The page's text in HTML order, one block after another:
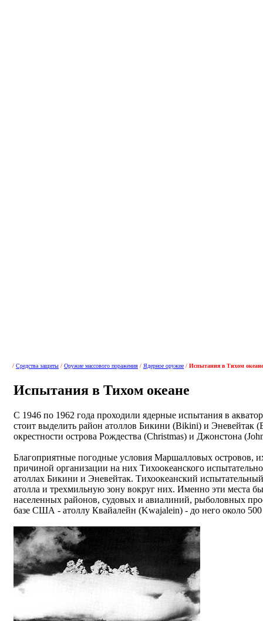
/ Средства защиты / Оружие массового поражения / Ядерное оружие / Испытания в Тихом океане
Испытания в Тихом океане
С 1946 по 1962 года проходили ядерные испытания в
стоит выделить район атоллов Бикини (Bikini) и Эневейтак
окрестности острова Рождества (Christmas) и Джонстона
Благоприятные погодные условия Маршалловых островов,
причиной организации на них Тихоокеанского
атоллах Бикини и Эневейтак. Тихоокеанский
атолла и трехмильную зону вокруг них. Именно эти места
населенных районов, судовых и авиалиний, рыболовных
базе США - атоллу Квайалейн (Kwajalein) - до него около